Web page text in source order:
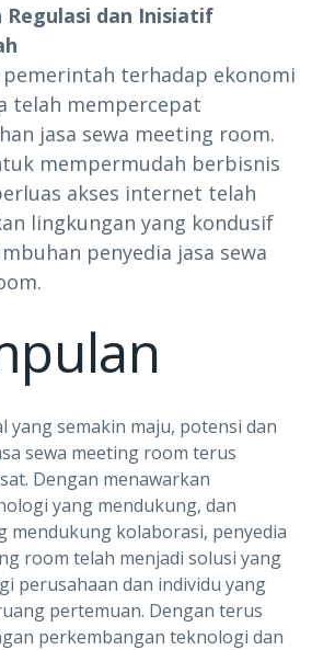
Regulasi dan Inisiatif
pemerintah terhadap ekonomi
telah mempercepat
jasa sewa meeting room.
mempermudah berbisnis
akses internet telah
lingkungan yang kondusif
penyedia jasa sewa
yang semakin maju, potensi dan
sewa meeting room terus
Dengan menawarkan
yang mendukung, dan
mendukung kolaborasi, penyedia
room telah menjadi solusi yang
perusahaan dan individu yang
pertemuan. Dengan terus
perkembangan teknologi dan